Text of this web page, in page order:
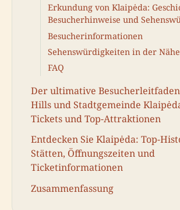
Erkundung von Klaipėda:
Besucherhinweise und
Besucherinformationen
Sehenswürdigkeiten in der Nähe
FAQ
Der ultimative
Hills und Stadtgemeinde
Tickets und Top-Attraktionen
Entdecken Sie Klaipėda: Top-
Stätten, Öffnungszeiten und
Ticketinformationen
Zusammenfassung